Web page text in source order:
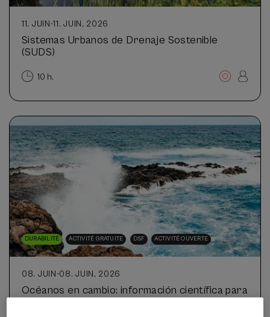
11. JUIN-11. JUIN, 2026
Sistemas Urbanos de Drenaje Sostenible
(SUDS)
10 h.
DURABILITÉ ACTIVITÉ GRATUITE DSF ACTIVITÉ OUVERTE
08. JUIN-08. JUIN, 2026
Océanos en cambio: información científica para